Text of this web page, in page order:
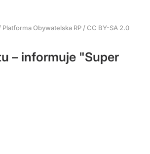
Platforma Obywatelska RP / CC BY-SA 2.0
– informuje "Super